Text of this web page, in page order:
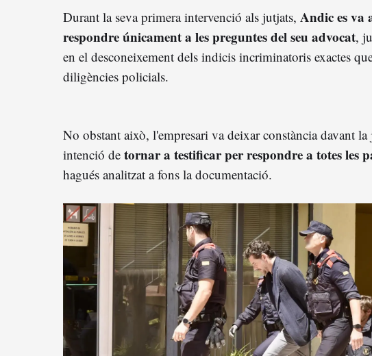
Durant la seva primera intervenció als jutjats, Andic es va
respondre únicament a les preguntes del seu advocat,
en el desconeixement dels indicis incriminatoris exactes
diligències policials.
No obstant això, l'empresari va deixar constància davant la
intenció de tornar a testificar per respondre a totes les
hagués analitzat a fons la documentació.